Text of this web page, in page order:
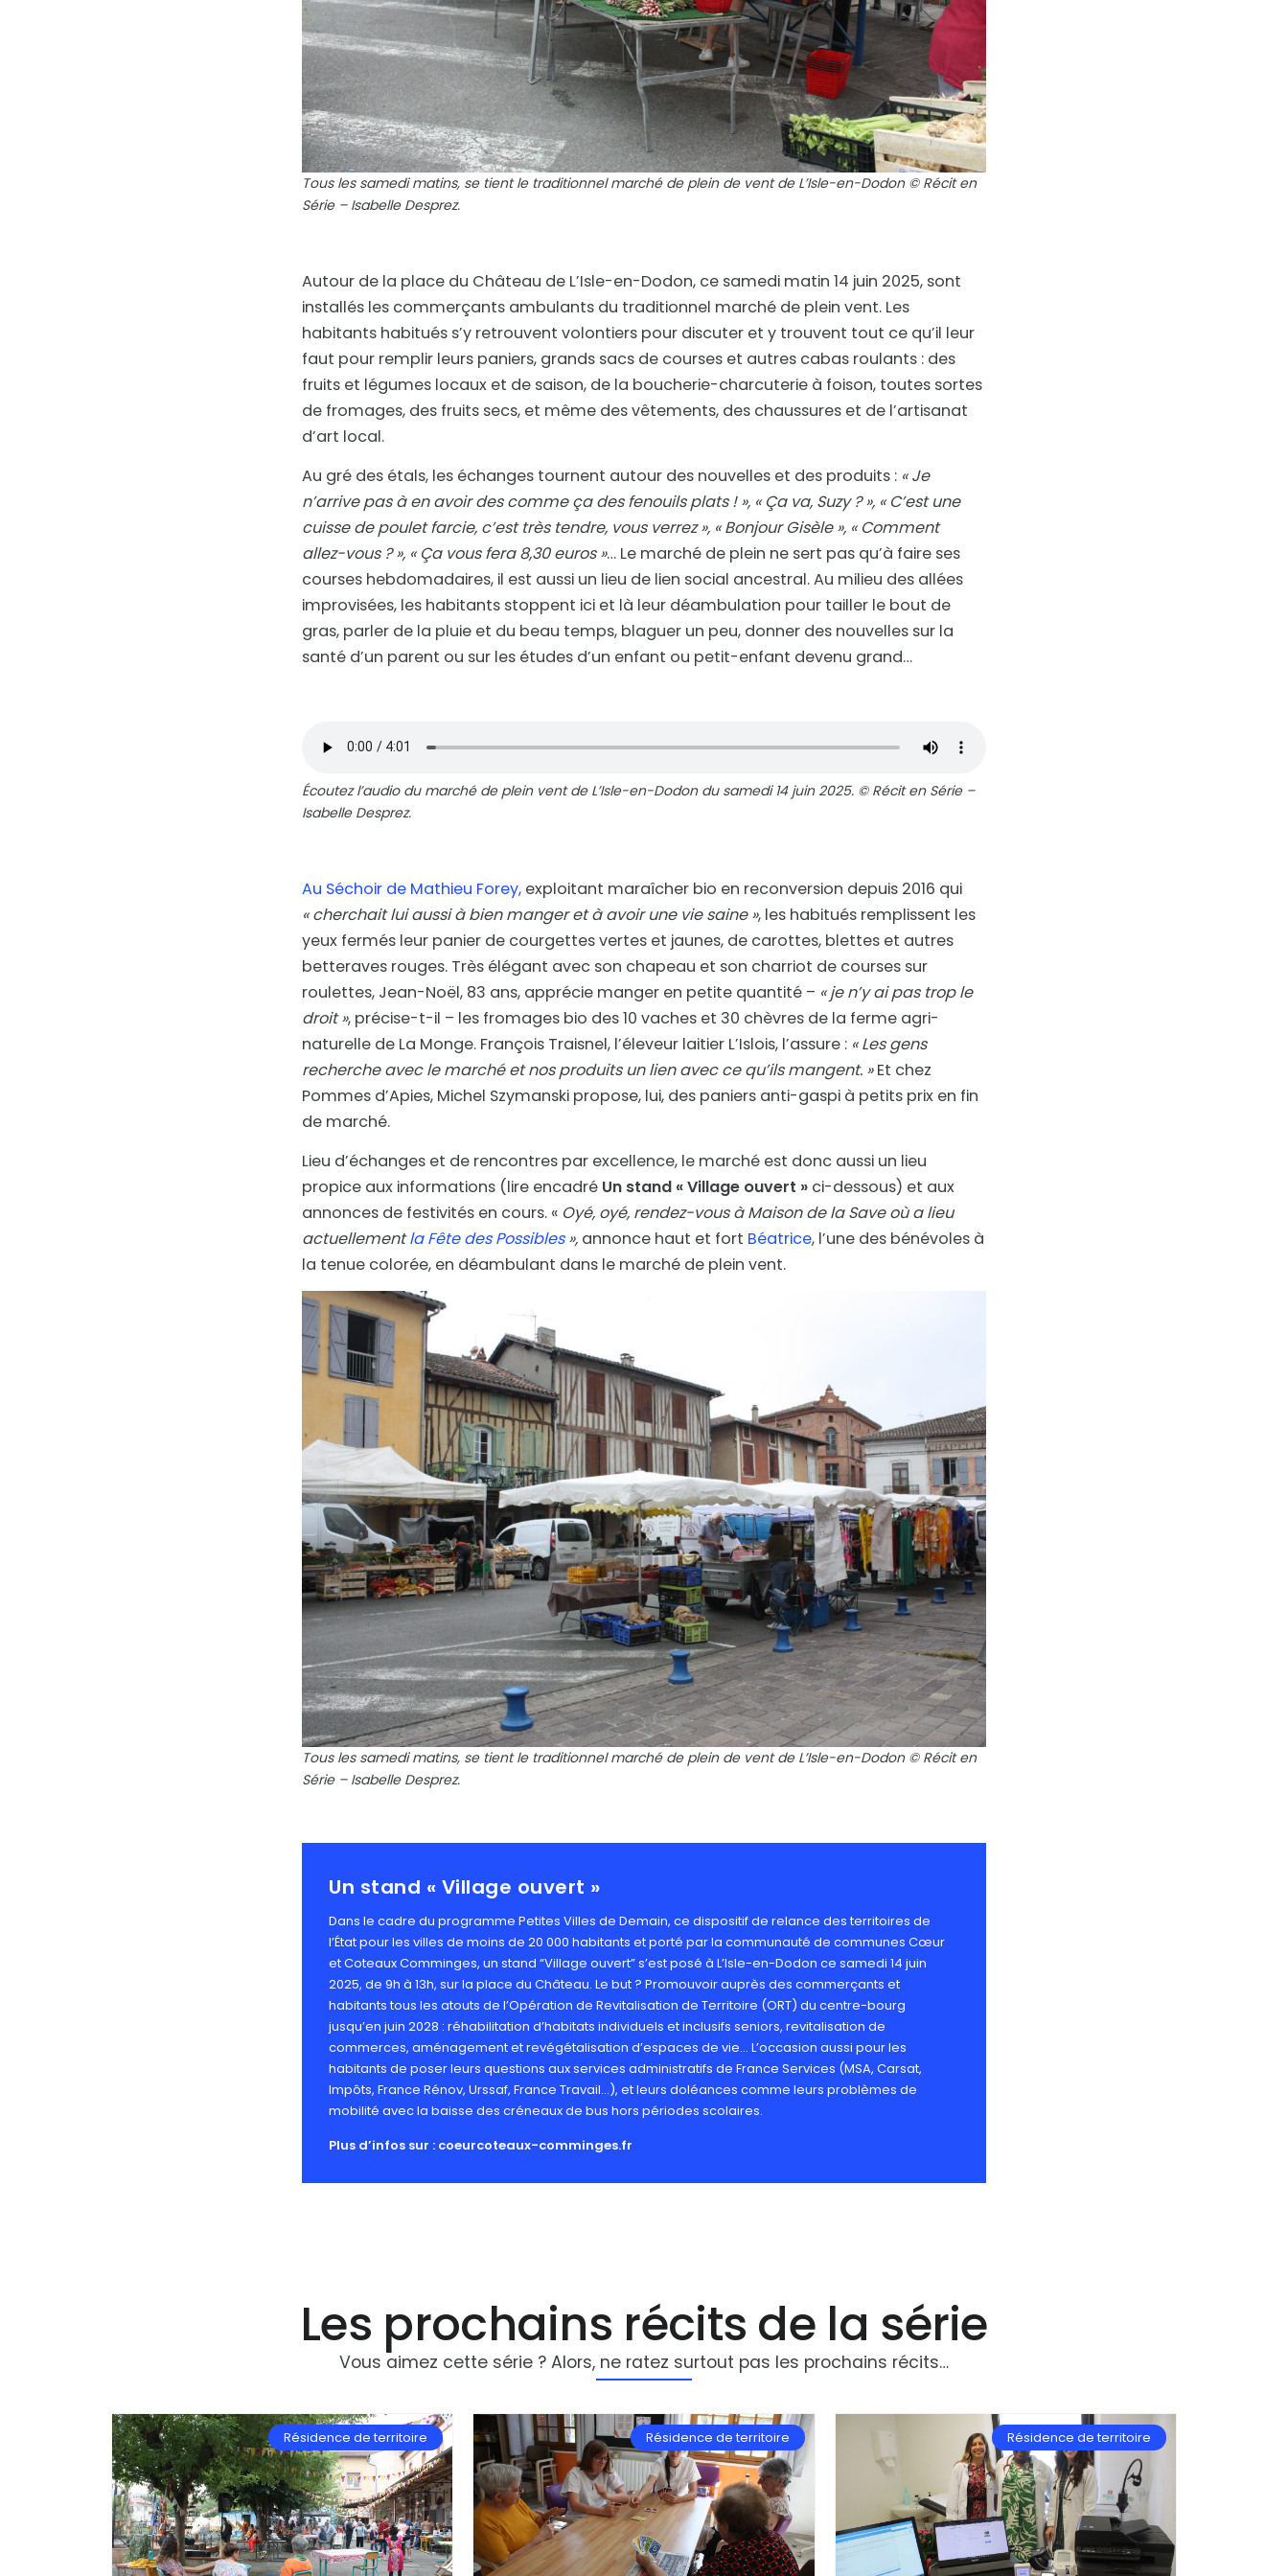
Tous les samedi matins, se tient le traditionnel marché de plein de vent de L’Isle-en-Dodon © Récit en
Série – Isabelle Desprez.
Autour de la place du Château de L’Isle-en-Dodon, ce samedi matin 14 juin 2025, sont
installés les commerçants ambulants du traditionnel marché de plein vent. Les
habitants habitués s’y retrouvent volontiers pour discuter et y trouvent tout ce qu’il leur
faut pour remplir leurs paniers, grands sacs de courses et autres cabas roulants : des
fruits et légumes locaux et de saison, de la boucherie-charcuterie à foison, toutes sortes
de fromages, des fruits secs, et même des vêtements, des chaussures et de l’artisanat
d’art local.
Au gré des étals, les échanges tournent autour des nouvelles et des produits : « Je
n’arrive pas à en avoir des comme ça des fenouils plats ! », « Ça va, Suzy ? », « C’est une
cuisse de poulet farcie, c’est très tendre, vous verrez », « Bonjour Gisèle », « Comment
allez-vous ? », « Ça vous fera 8,30 euros »… Le marché de plein ne sert pas qu’à faire ses
courses hebdomadaires, il est aussi un lieu de lien social ancestral. Au milieu des allées
improvisées, les habitants stoppent ici et là leur déambulation pour tailler le bout de
gras, parler de la pluie et du beau temps, blaguer un peu, donner des nouvelles sur la
santé d’un parent ou sur les études d’un enfant ou petit-enfant devenu grand…
Écoutez l’audio du marché de plein vent de L’Isle-en-Dodon du samedi 14 juin 2025. © Récit en Série –
Isabelle Desprez.
Au Séchoir de Mathieu Forey, exploitant maraîcher bio en reconversion depuis 2016 qui
« cherchait lui aussi à bien manger et à avoir une vie saine », les habitués remplissent les
yeux fermés leur panier de courgettes vertes et jaunes, de carottes, blettes et autres
betteraves rouges. Très élégant avec son chapeau et son charriot de courses sur
roulettes, Jean-Noël, 83 ans, apprécie manger en petite quantité – « je n’y ai pas trop le
droit », précise-t-il – les fromages bio des 10 vaches et 30 chèvres de la ferme agri-
naturelle de La Monge. François Traisnel, l’éleveur laitier L’Islois, l’assure : « Les gens
recherche avec le marché et nos produits un lien avec ce qu’ils mangent. »Et chez
Pommes d’Apies, Michel Szymanski propose, lui, des paniers anti-gaspi à petits prix en fin
de marché.
Lieu d’échanges et de rencontres par excellence, le marché est donc aussi un lieu
propice aux informations (lire encadré Un stand « Village ouvert » ci-dessous) et aux
annonces de festivités en cours. « Oyé, oyé, rendez-vous à Maison de la Save où a lieu
actuellementla Fête des Possibles», annonce haut et fort Béatrice, l’une des bénévoles à
la tenue colorée, en déambulant dans le marché de plein vent.
Tous les samedi matins, se tient le traditionnel marché de plein de vent de L’Isle-en-Dodon © Récit en
Série – Isabelle Desprez.
Un stand « Village ouvert »
Dans le cadre du programme Petites Villes de Demain, ce dispositif de relance des territoires de
l’État pour les villes de moins de 20 000 habitants et porté par la communauté de communes Cœur
et Coteaux Comminges, un stand “Village ouvert” s’est posé à L’Isle-en-Dodon ce samedi 14 juin
2025, de 9h à 13h, sur la place du Château. Le but ? Promouvoir auprès des commerçants et
habitants tous les atouts de l’Opération de Revitalisation de Territoire (ORT) du centre-bourg
jusqu’en juin 2028 : réhabilitation d’habitats individuels et inclusifs seniors, revitalisation de
commerces, aménagement et revégétalisation d’espaces de vie… L’occasion aussi pour les
habitants de poser leurs questions aux services administratifs de France Services (MSA, Carsat,
Impôts, France Rénov, Urssaf, France Travail…), et leurs doléances comme leurs problèmes de
mobilité avec la baisse des créneaux de bus hors périodes scolaires.
Plus d’infos sur : coeurcoteaux-comminges.fr
Les prochains récits de la série
Vous aimez cette série ? Alors, ne ratez surtout pas les prochains récits…
Résidence de territoire Résidence de territoire Résidence de territoire